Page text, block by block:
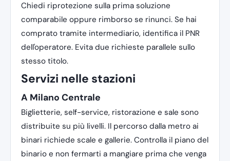
Chiedi riprotezione sulla prima soluzione
comparabile oppure rimborso se rinunci. Se hai
comprato tramite intermediario, identifica il PNR
dell'operatore. Evita due richieste parallele sullo
stesso titolo.
Servizi nelle stazioni
A Milano Centrale
Biglietterie, self-service, ristorazione e sale sono
distribuite su più livelli. Il percorso dalla metro ai
binari richiede scale e gallerie. Controlla il piano del
binario e non fermarti a mangiare prima che venga